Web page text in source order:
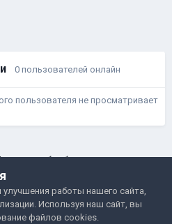
0 пользователей онлайн
пользователя не просматривает
обработки данных
Обратная связь
2022-2025работы нашего сайта,
Используя наш сайт, вы
файлов cookies.